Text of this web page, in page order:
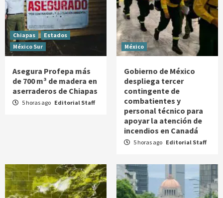
Chiapas
Estados
México Sur
Asegura Profepa más
de 700 m³ de madera en
aserraderos de Chiapas
5 horas ago Editorial Staff
México
Gobierno de México
despliega tercer
contingente de
combatientes y
personal técnico para
apoyar la atención de
incendios en Canadá
5 horas ago Editorial Staff